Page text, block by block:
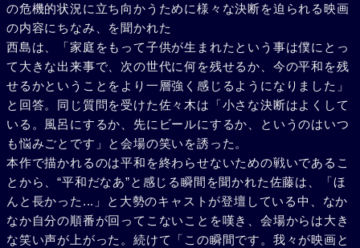
の危機的状況に立ち向かうために様々な決断を迫られる映画
の内容にちなみ、を聞かれた
西島は、「家庭をもって子供が生まれたという事は僕にとっ
て大きな出来事で、次の世代に何を残せるか、今の平和を残
せるかということをより一層強く感じるようになりました」
と回答。同じ質問を受けた佐々木は「小さな決断はよくして
いる。風呂にするか、先にビールにするか、というのはいつ
も悩みごとです」と会場の笑いを誘った。
本作で描かれるのは平和を終わらせないための戦いであるこ
とから、“平和だなあ”と感じる瞬間を聞かれた佐藤は、「ほ
んと長かった...」と大勢のキャストが登壇している中、なか
なか自分の順番が回ってこないことを嘆き、会場からは大き
な笑い声が上がった。続けて「この瞬間です。我々が映画と